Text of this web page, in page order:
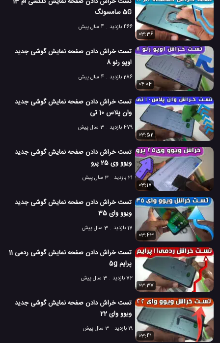
5G سامسونگ
466 بازدید
4 سال پیش
03:36
تست خراش دادن صفحه نمایش گوشی جدید
اوپو رنو 8
286 بازدید
4 سال پیش
04:04
تست خراش دادن صفحه نمایش گوشی جدید
وان پلاس 10 تی
479 بازدید
3 سال پیش
03:52
تست خراش دادن صفحه نمایش گوشی جدید
ویوو وی 25 پرو
21 بازدید
3 سال پیش
03:17
تست خراش دادن صفحه نمایش گوشی جدید
ویوو وای 35
17 بازدید
3 سال پیش
03:43
تست خراش دادن صفحه نمایش گوشی ردمی 11
پرایم 5g
72 بازدید
3 سال پیش
03:37
تست خراش دادن صفحه نمایش گوشی جدید
ویوو وای 22
19 بازدید
3 سال پیش
03:41